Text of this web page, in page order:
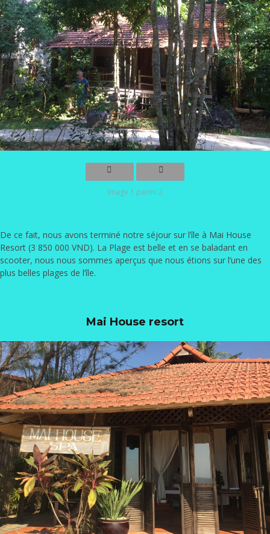
Image 1 parmi 2
De ce fait, nous avons terminé notre séjour sur l’île à Mai House
Resort (3 850 000 VND). La Plage est belle et en se baladant en
scooter, nous nous sommes aperçus que nous étions sur l’une des
plus belles plages de l’île.
Mai House resort